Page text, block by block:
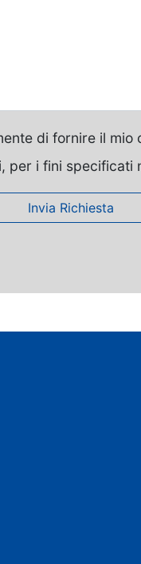
di fornire il mio
per i fini specificati